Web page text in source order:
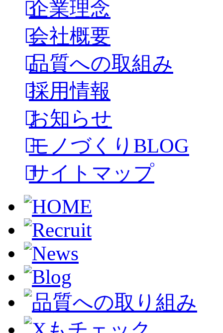
企業理念
会社概要
品質への取組み
採用情報
お知らせ
モノづくりBLOG
サイトマップ